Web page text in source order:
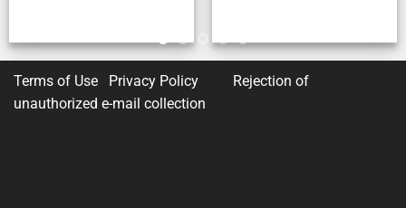
Terms of Use Privacy Policy
Rejection of
unauthorized e-mail collection